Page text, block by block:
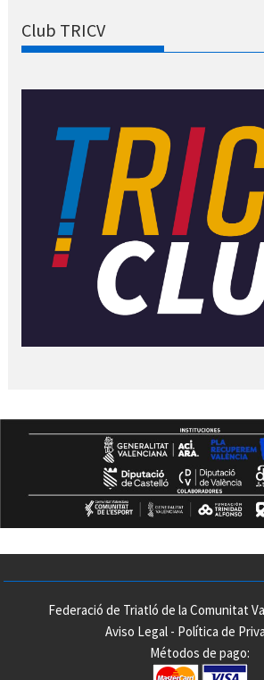
Club TRICV
Federació de Triatló de la Comunitat
Aviso Legal- Política de
Métodos de pago: